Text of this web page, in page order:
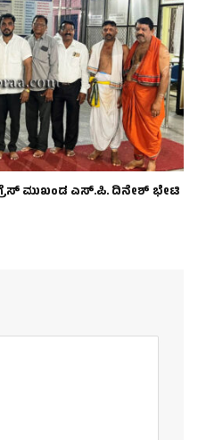
ಮುಖಂಡ ಎಸ್.ಪಿ. ದಿನೇಶ್ ಭೇಟಿ